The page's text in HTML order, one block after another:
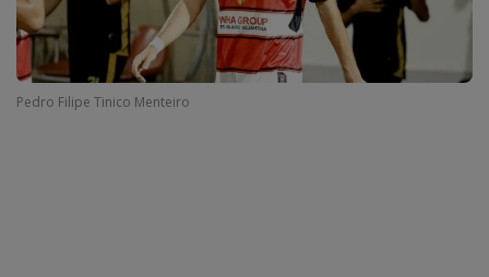
Pedro Filipe Tinico Menteiro